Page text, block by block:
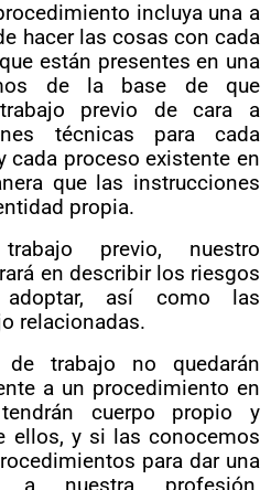
incluya una a
hacer las cosas con cada
están presentes en una
de la base de que
previo de cara a
técnicas para cada
cada proceso existente en
que las instrucciones
propia.
previo, nuestro
en describir los riesgos
así como las
relacionadas.
de trabajo no quedarán
a un procedimiento en
cuerpo propio y
ellos, y si las conocemos
para dar una